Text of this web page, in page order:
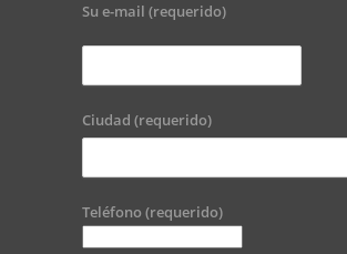
Su e-mail (requerido)
Ciudad (requerido)
Teléfono (requerido)